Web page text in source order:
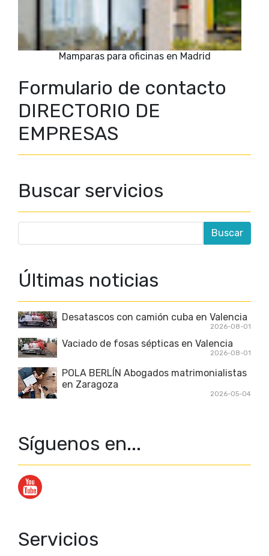
Mamparas para oficinas en Madrid
Formulario de contacto
DIRECTORIO DE
EMPRESAS
Buscar servicios
Últimas noticias
Desatascos con camión cuba en Valencia
2026-08-01
Vaciado de fosas sépticas en Valencia
2026-08-01
POLA BERLÍN Abogados matrimonialistas
en Zaragoza
2026-05-04
Síguenos en...
Servicios